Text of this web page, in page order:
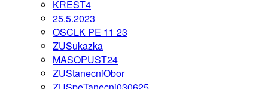
KREST4
25.5.2023
OSCLK PE 11 23
ZUSukazka
MASOPUST24
ZUStanecniObor